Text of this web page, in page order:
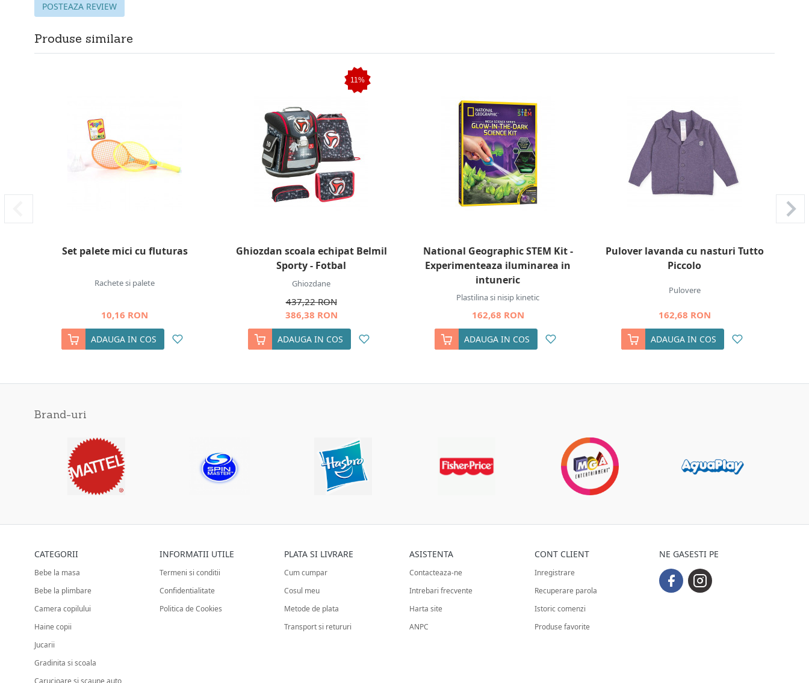
POSTEAZA REVIEW
Produse similare
Set palete mici cu fluturas
Rachete si palete
10,16 RON
ADAUGA IN COS
11%
Ghiozdan scoala echipat Belmil
Sporty - Fotbal
Ghiozdane
437,22 RON
386,38 RON
ADAUGA IN COS
National Geographic STEM Kit -
Experimenteaza iluminarea in
intuneric
Plastilina si nisip kinetic
162,68 RON
ADAUGA IN COS
Pulover lavanda cu nasturi Tutto
Piccolo
Pulovere
162,68 RON
ADAUGA IN COS
Brand-uri
CATEGORII
Bebe la masa
Bebe la plimbare
Camera copilului
Haine copii
Jucarii
Gradinita si scoala
Carucioare si scaune auto
INFORMATII UTILE
Termeni si conditii
Confidentialitate
Politica de Cookies
PLATA SI LIVRARE
Cum cumpar
Cosul meu
Metode de plata
Transport si retururi
ASISTENTA
Contacteaza-ne
Intrebari frecvente
Harta site
ANPC
CONT CLIENT
Inregistrare
Recuperare parola
Istoric comenzi
Produse favorite
NE GASESTI PE